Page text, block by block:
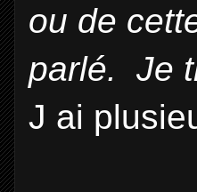
ou de
parlé. Je
J ai